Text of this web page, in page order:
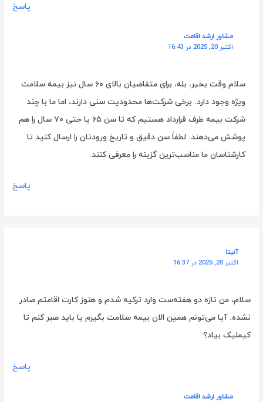
پاسخ
مشاور ارشد اقامت
اکتبر 20, 2025 در 16:43
سلام وقت بخیر، بله، برای متقاضیان بالای ۶۰ سال نیز بیمه سلامت
ویژه وجود دارد. برخی شرکت‌ها محدودیت سنی دارند، اما ما با چند
شرکت بیمه طرف قرارداد هستیم که تا سن ۶۵ یا حتی ۷۰ سال را هم
پوشش می‌دهند. لطفاً سن دقیق و تاریخ ورودتان را ارسال کنید تا
کارشناسان ما مناسب‌ترین گزینه را معرفی کنند.
پاسخ
آنیتا
اکتبر 20, 2025 در 16:37
سلام، من تازه دو هفته‌ست وارد ترکیه شدم و هنوز کارت اقامتم صادر
نشده. آیا می‌تونم همین الان بیمه سلامت بگیرم یا باید صبر کنم تا
کیملیک بیاد؟
پاسخ
مشاور ارشد اقامت